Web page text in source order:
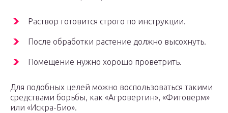
Раствор готовится строго по инструкции.
После обработки растение должно высохнуть.
Помещение нужно хорошо проветрить.
Для подобных целей можно воспользоваться такими
средствами борьбы, как «Агровертин», «Фитоверм»
или «Искра-Био».